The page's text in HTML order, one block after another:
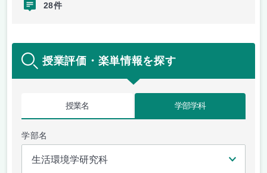
28件
授業評価・楽単情報を探す
授業名 学部学科
学部名